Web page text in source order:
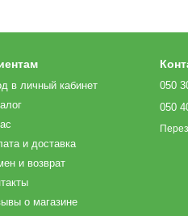
в личный кабинет
и доставка
и возврат
о магазине
050
050